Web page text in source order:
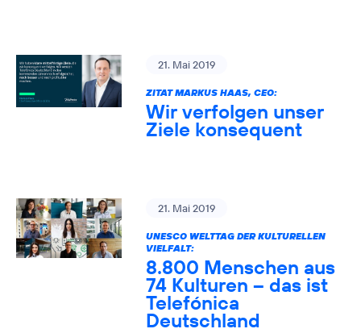
21. Mai 2019
ZITAT MARKUS HAAS, CEO:
Wir verfolgen unser
Ziele konsequent
21. Mai 2019
UNESCO WELTTAG DER KULTURELLEN
VIELFALT:
8.800 Menschen aus
74 Kulturen – das ist
Telefónica
Deutschland